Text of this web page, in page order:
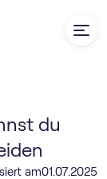
du
am01.07.2025